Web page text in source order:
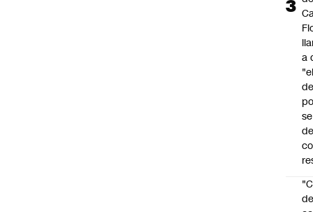
a
"el
se